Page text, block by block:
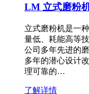
LM 立式磨粉
立式磨粉机是一
量低、耗能高等
公司多年先进的
多年的潜心设计
理可靠的…
了解详情